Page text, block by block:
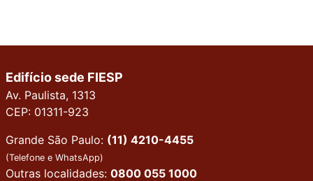
Edifício sede FIESP
Av. Paulista, 1313
CEP: 01311-923
Grande São Paulo: (11) 4210-4455
(Telefone e WhatsApp)
Outras localidades: 0800 055 1000